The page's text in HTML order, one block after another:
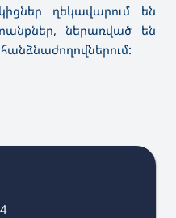
ղեկավարում են
ներառված են